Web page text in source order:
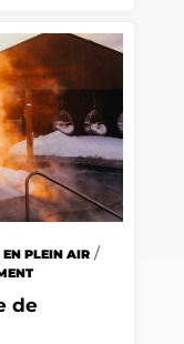
EN PLEIN AIR/
de